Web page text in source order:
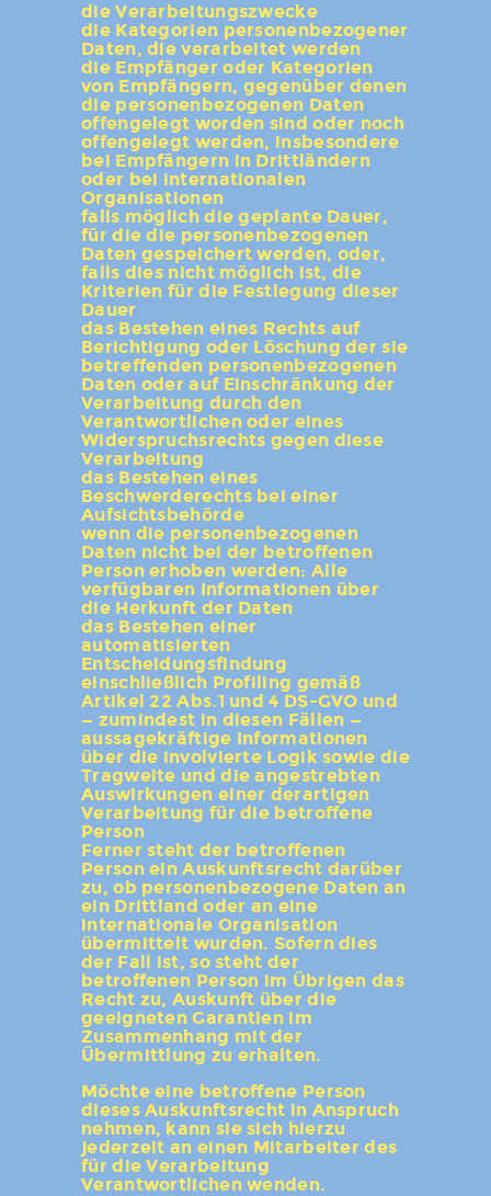
die Verarbeitungszwecke
die Kategorien personenbezogener
Daten, die verarbeitet werden
die Empfänger oder Kategorien
von Empfängern, gegenüber denen
die personenbezogenen Daten
offengelegt worden sind oder noch
offengelegt werden, insbesondere
bei Empfängern in Drittländern
oder bei internationalen
Organisationen
falls möglich die geplante Dauer,
für die die personenbezogenen
Daten gespeichert werden, oder,
falls dies nicht möglich ist, die
Kriterien für die Festlegung dieser
Dauer
das Bestehen eines Rechts auf
Berichtigung oder Löschung der sie
betreffenden personenbezogenen
Daten oder auf Einschränkung der
Verarbeitung durch den
Verantwortlichen oder eines
Widerspruchsrechts gegen diese
Verarbeitung
das Bestehen eines
Beschwerderechts bei einer
Aufsichtsbehörde
wenn die personenbezogenen
Daten nicht bei der betroffenen
Person erhoben werden: Alle
verfügbaren Informationen über
die Herkunft der Daten
das Bestehen einer
automatisierten
Entscheidungsfindung
einschließlich Profiling gemäß
Artikel 22 Abs.1 und 4 DS-GVO und
— zumindest in diesen Fällen —
aussagekräftige Informationen
über die involvierte Logik sowie die
Tragweite und die angestrebten
Auswirkungen einer derartigen
Verarbeitung für die betroffene
Person
Ferner steht der betroffenen
Person ein Auskunftsrecht darüber
zu, ob personenbezogene Daten an
ein Drittland oder an eine
internationale Organisation
übermittelt wurden. Sofern dies
der Fall ist, so steht der
betroffenen Person im Übrigen das
Recht zu, Auskunft über die
geeigneten Garantien im
Zusammenhang mit der
Übermittlung zu erhalten.
Möchte eine betroffene Person
dieses Auskunftsrecht in Anspruch
nehmen, kann sie sich hierzu
jederzeit an einen Mitarbeiter des
für die Verarbeitung
Verantwortlichen wenden.